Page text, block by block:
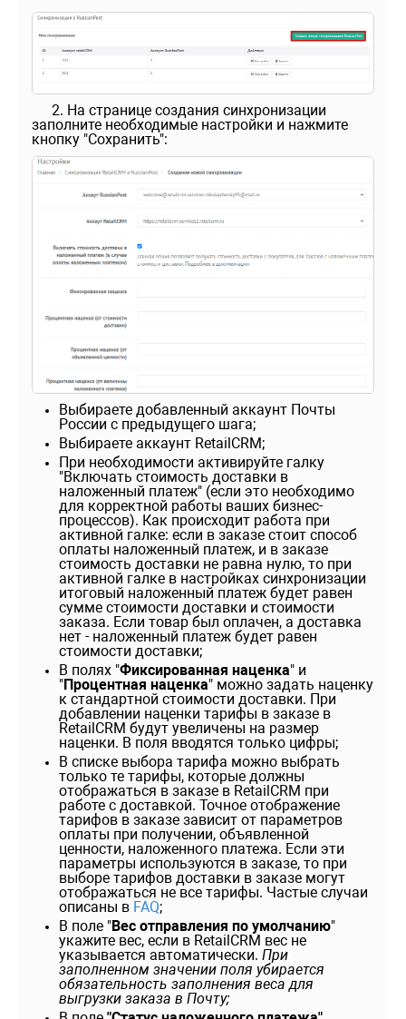
2. На странице создания синхронизации
заполните необходимые настройки и нажмите
кнопку "Сохранить":
Выбираете добавленный аккаунт Почты
России с предыдущего шага;
Выбираете аккаунт RetailCRM;
При необходимости активируйте галку
"Включать стоимость доставки в
наложенный платеж" (если это необходимо
для корректной работы ваших бизнес-
процессов). Как происходит работа при
активной галке: если в заказе стоит способ
оплаты наложенный платеж, и в заказе
стоимость доставки не равна нулю, то при
активной галке в настройках синхронизации
итоговый наложенный платеж будет равен
сумме стоимости доставки и стоимости
заказа. Если товар был оплачен, а доставка
нет - наложенный платеж будет равен
стоимости доставки;
В полях "Фиксированная наценка" и
"Процентная наценка" можно задать наценку
к стандартной стоимости доставки. При
добавлении наценки тарифы в заказе в
RetailCRM будут увеличены на размер
наценки. В поля вводятся только цифры;
В списке выбора тарифа можно выбрать
только те тарифы, которые должны
отображаться в заказе в RetailCRM при
работе с доставкой. Точное отображение
тарифов в заказе зависит от параметров
оплаты при получении, объявленной
ценности, наложенного платежа. Если эти
параметры используются в заказе, то при
выборе тарифов доставки в заказе могут
отображаться не все тарифы. Частые случаи
описаны в FAQ;
В поле "Вес отправления по умолчанию"
укажите вес, если в RetailCRM вес не
указывается автоматически. При
заполненном значении поля убирается
обязательность заполнения веса для
выгрузки заказа в Почту;